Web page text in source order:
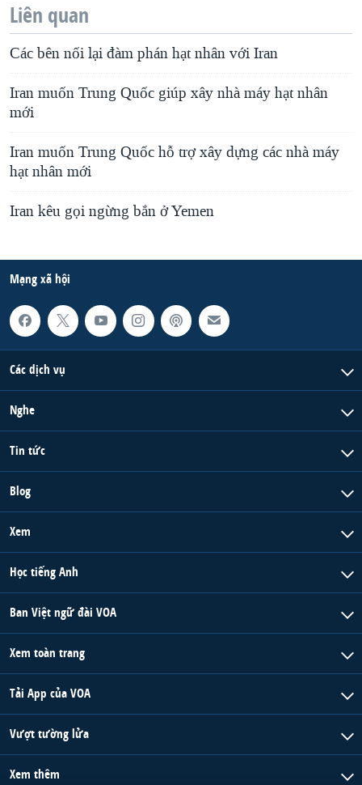
Liên quan
Các bên nối lại đàm phán hạt nhân với Iran
Iran muốn Trung Quốc giúp xây nhà máy hạt nhân
mới
Iran muốn Trung Quốc hỗ trợ xây dựng các nhà máy
hạt nhân mới
Iran kêu gọi ngừng bắn ở Yemen
Mạng xã hội
Các dịch vụ
Nghe
Tin tức
Blog
Xem
Học tiếng Anh
Ban Việt ngữ đài VOA
Xem toàn trang
Tải App của VOA
Vượt tường lửa
Xem thêm